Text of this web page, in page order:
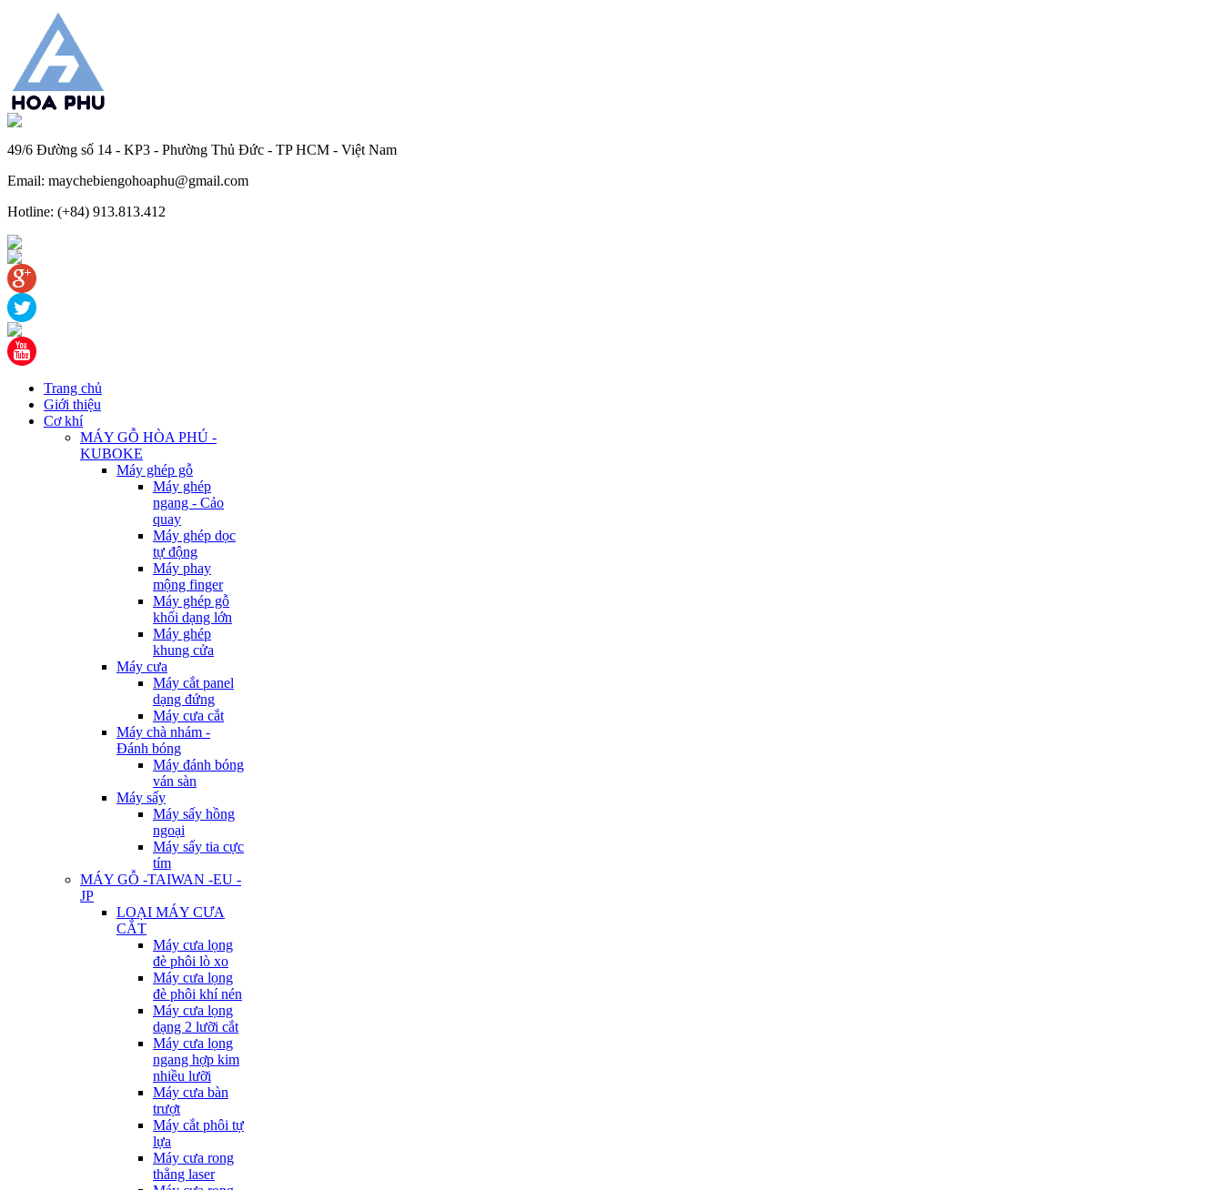
49/6 Đường số 14 - KP3 - Phường Thủ Đức - TP HCM - Việt Nam
Email: maychebiengohoaphu@gmail.com
Hotline: (+84) 913.813.412
Trang chủ
Giới thiệu
Cơ khí
MÁY GỖ HÒA PHÚ -
KUBOKE
Máy ghép gỗ
Máy ghép
ngang - Cảo
quay
Máy ghép dọc
tự động
Máy phay
mộng finger
Máy ghép gỗ
khối dạng lớn
Máy ghép
khung cửa
Máy cưa
Máy cắt panel
dạng đứng
Máy cưa cắt
Máy chà nhám -
Đánh bóng
Máy đánh bóng
ván sàn
Máy sấy
Máy sấy hồng
ngoại
Máy sấy tia cực
tím
MÁY GỖ -TAIWAN -EU -
JP
LOẠI MÁY CƯA
CẮT
Máy cưa lọng
đè phôi lò xo
Máy cưa lọng
đè phôi khí nén
Máy cưa lọng
dạng 2 lưỡi cắt
Máy cưa lọng
ngang hợp kim
nhiều lưỡi
Máy cưa bàn
trượt
Máy cắt phôi tự
lựa
Máy cưa rong
thẳng laser